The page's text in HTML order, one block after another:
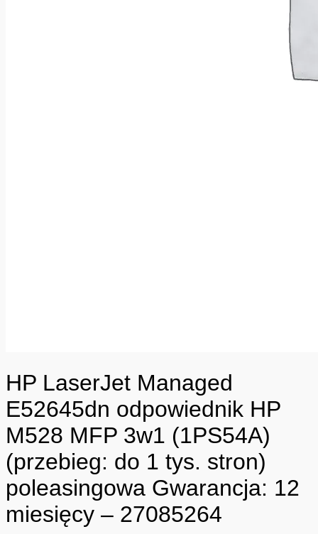
HP LaserJet Managed
E52645dn odpowiednik HP
M528 MFP 3w1 (1PS54A)
(przebieg: do 1 tys. stron)
poleasingowa Gwarancja: 12
miesięcy – 27085264